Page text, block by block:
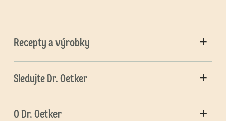
Recepty a výrobky
Sledujte Dr. Oetker
O Dr. Oetker